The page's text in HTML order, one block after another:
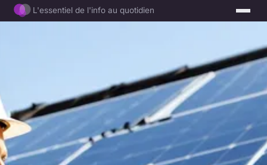
L'essentiel de l'info au quotidien